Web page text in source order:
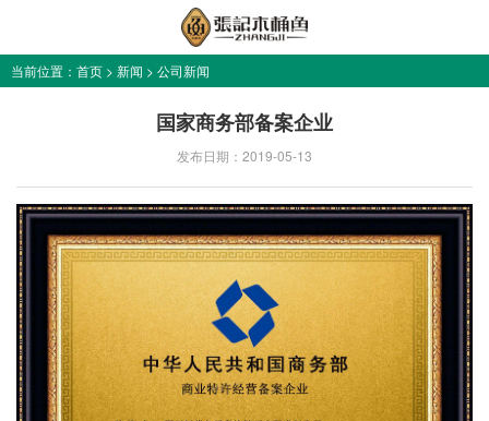
当前位置： 首页 > 新闻 > 公司新闻
国家商务部备案企业
发布日期：2019-05-13